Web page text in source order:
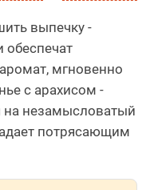
выпечку -
обеспечат
мгновенно
с арахисом -
незамысловатый
потрясающим